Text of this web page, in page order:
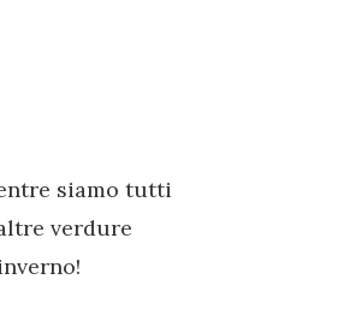
siamo tutti
verdure